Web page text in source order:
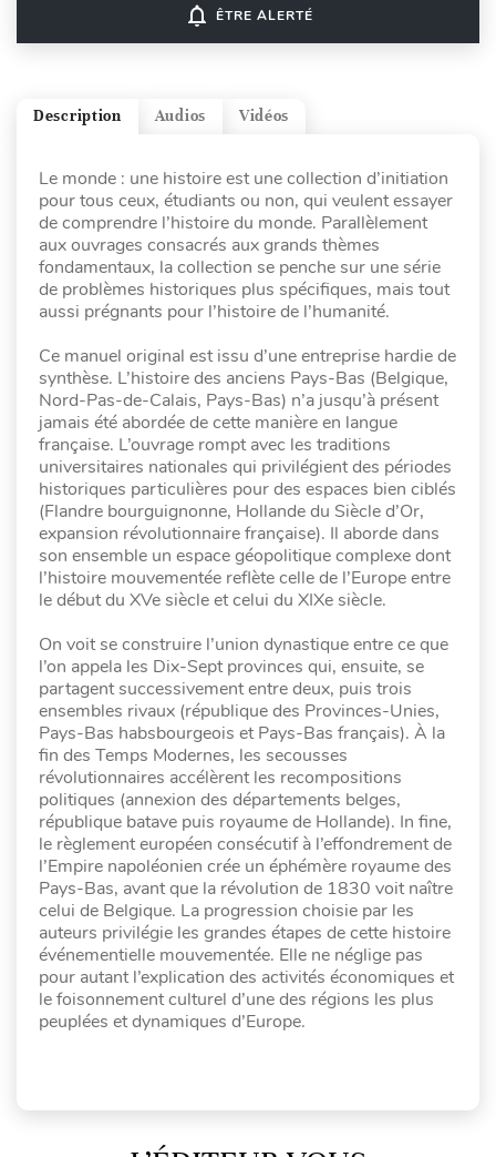
notifications_none ÊTRE ALERTÉ
Vidéos
Audios
Description
Le monde : une histoire est une collection d’initiation
pour tous ceux, étudiants ou non, qui veulent essayer
de comprendre l’histoire du monde. Parallèlement
aux ouvrages consacrés aux grands thèmes
fondamentaux, la collection se penche sur une série
de problèmes historiques plus spécifiques, mais tout
aussi prégnants pour l’histoire de l’humanité.
Ce manuel original est issu d’une entreprise hardie de
synthèse. L’histoire des anciens Pays-Bas (Belgique,
Nord-Pas-de-Calais, Pays-Bas) n’a jusqu’à présent
jamais été abordée de cette manière en langue
française. L’ouvrage rompt avec les traditions
universitaires nationales qui privilégient des périodes
historiques particulières pour des espaces bien ciblés
(Flandre bourguignonne, Hollande du Siècle d’Or,
expansion révolutionnaire française). Il aborde dans
son ensemble un espace géopolitique complexe dont
l’histoire mouvementée reflète celle de l’Europe entre
le début du XVe siècle et celui du XIXe siècle.
On voit se construire l’union dynastique entre ce que
l’on appela les Dix-Sept provinces qui, ensuite, se
partagent successivement entre deux, puis trois
ensembles rivaux (république des Provinces-Unies,
Pays-Bas habsbourgeois et Pays-Bas français). À la
fin des Temps Modernes, les secousses
révolutionnaires accélèrent les recompositions
politiques (annexion des départements belges,
république batave puis royaume de Hollande). In fine,
le règlement européen consécutif à l’effondrement de
l’Empire napoléonien crée un éphémère royaume des
Pays-Bas, avant que la révolution de 1830 voit naître
celui de Belgique. La progression choisie par les
auteurs privilégie les grandes étapes de cette histoire
événementielle mouvementée. Elle ne néglige pas
pour autant l’explication des activités économiques et
le foisonnement culturel d’une des régions les plus
peuplées et dynamiques d’Europe.